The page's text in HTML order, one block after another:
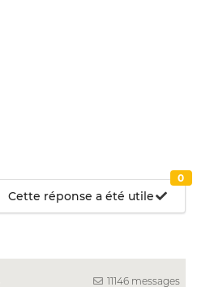
Cette réponse a été utile
0
11146 messages